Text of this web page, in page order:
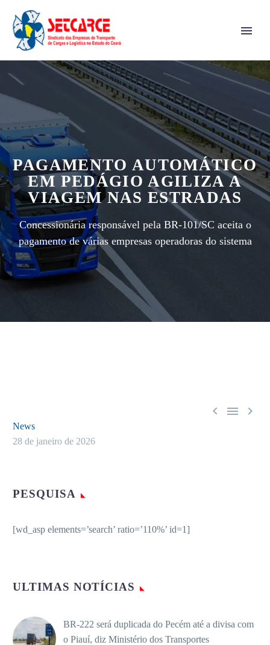
PAGAMENTO AUTOMÁTICO
EM PEDÁGIO AGILIZA A
VIAGEM NAS ESTRADAS
Concessionária responsável pela BR-101/SC aceita o
pagamento de várias empresas operadoras do sistema
  
News
28 de janeiro de 2026
PESQUISA
[wd_asp elements=’search’ ratio=’110%’ id=1]
ULTIMAS NOTÍCIAS
BR-222 será duplicada do Pecém até a divisa com
o Piauí, diz Ministério dos Transportes